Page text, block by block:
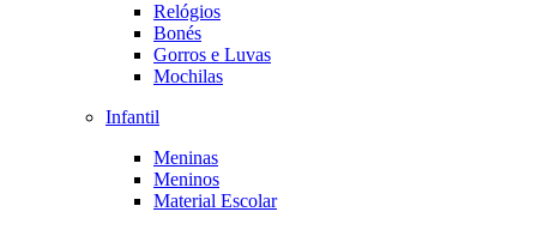
Relógios
Bonés
Gorros e Luvas
Mochilas
Infantil
Meninas
Meninos
Material Escolar